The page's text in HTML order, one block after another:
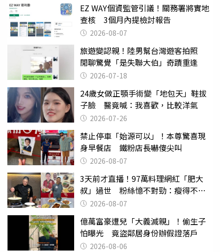
EZ WAY個資監管引議！關務署將實地
查核 3個月內提檢討報告
2026-08-07
旅遊變認親！陸男幫台灣遊客拍照
閒聊驚覺「是失聯大伯」奇蹟重逢
2026-07-18
24歲女做正顎手術變「地包天」鞋拔
子臉 醫竟喊：我喜歡，比較洋氣
2026-07-26
禁止停車「始源可以」！本尊驚喜現
身早餐店 鐵粉店長嚇傻尖叫
2026-08-07
3天前才直播！97萬料理網紅「肥大
叔」過世 粉絲憶不對勁：瘦得不合
理 2026-08-07
億萬富豪遭兒「大義滅親」！偷生子
怕曝光 竟盜鄰居身份辦假證落戶
2026-08-06